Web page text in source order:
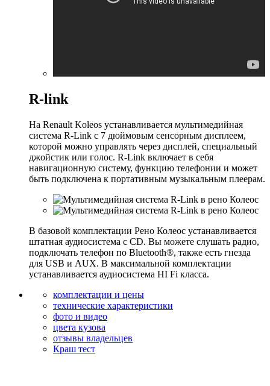
R-link
На Renault Koleos устанавливается мультимедийная
система R-Link с 7 дюймовым сенсорным дисплеем,
которой можно управлять через дисплей, специальный
джойстик или голос. R-Link включает в себя
навигационную систему, функцию телефонии и может
быть подключена к портативным музыкальным плеерам.
В базовой комплектации Рено Колеос устанавливается
штатная аудиосистема с CD. Вы можете слушать радио,
подключать телефон по Bluetooth®, также есть гнезда
для USB и AUХ. В максимальной комплектации
устанавливается аудиосистема HI Fi класса.
комплектации и цены
технические характеристики
фото и видео
цвета кузова
отзывы владельцев
Краш тест